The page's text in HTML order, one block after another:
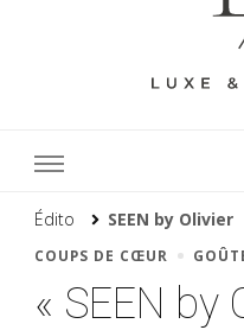
Édito SEEN by Olivier
COUPS DE CŒUR
« SEEN by